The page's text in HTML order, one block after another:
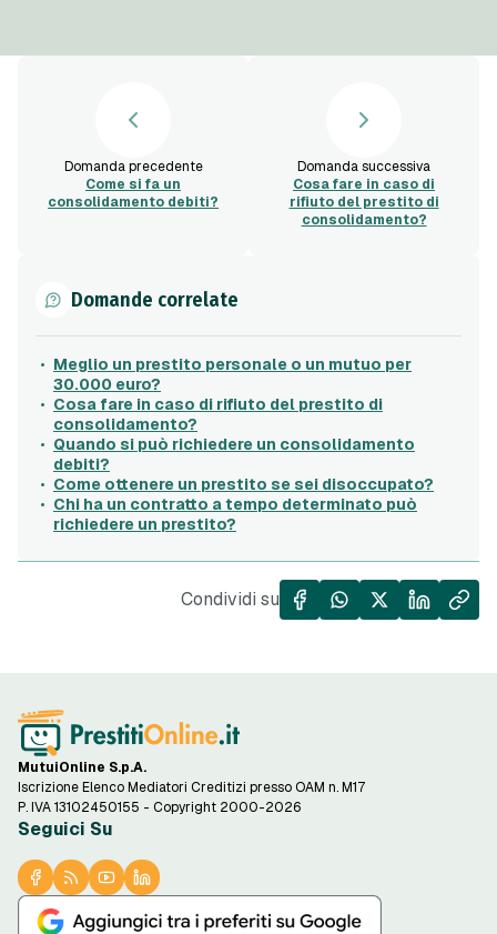
Domanda precedente
Come si fa un
consolidamento debiti?
Domanda successiva
Cosa fare in caso di
rifiuto del prestito di
consolidamento?
Domande correlate
Meglio un prestito personale o un mutuo per
30.000 euro?
Cosa fare in caso di rifiuto del prestito di
consolidamento?
Quando si può richiedere un consolidamento
debiti?
Come ottenere un prestito se sei disoccupato?
Chi ha un contratto a tempo determinato può
richiedere un prestito?
Condividi su
MutuiOnline S.p.A.
Iscrizione Elenco Mediatori Creditizi presso OAM n. M17
P. IVA 13102450155 - Copyright 2000-2026
Seguici Su